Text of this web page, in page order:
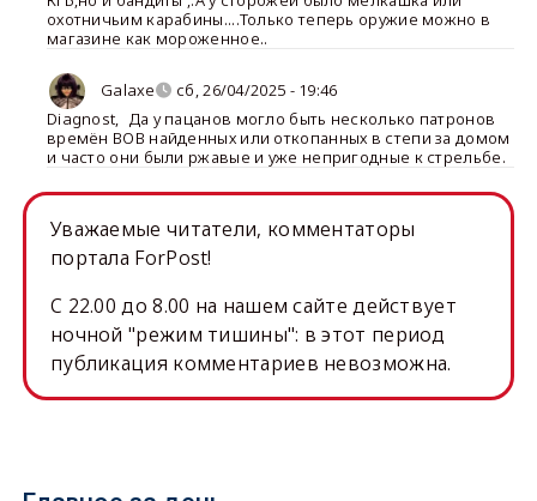
охотничьим карабины....Только теперь оружие можно в
магазине как мороженное..
Galaxe
сб, 26/04/2025 - 19:46
Diagnost
Да у пацанов могло быть несколько патронов
времён ВОВ найденных или откопанных в степи за домом
и часто они были ржавые и уже непригодные к стрельбе.
Уважаемые читатели, комментаторы
портала ForPost!
C 22.00 до 8.00 на нашем сайте действует
ночной "режим тишины": в этот период
публикация комментариев невозможна.